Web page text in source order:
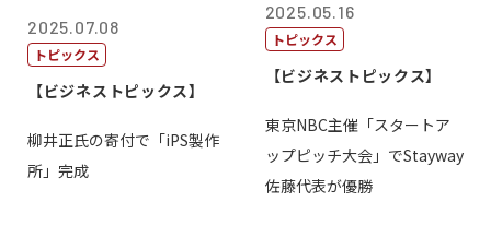
2025.07.08
トピックス
【ビジネストピックス】
柳井正氏の寄付で「iPS製作
所」完成
2025.05.16
トピックス
【ビジネストピックス】
東京NBC主催「スタートア
ップピッチ大会」でStayway
佐藤代表が優勝